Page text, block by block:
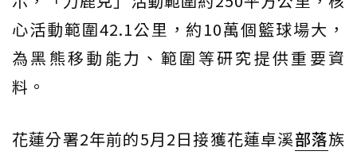
心活動範圍42.1公里，約10萬個籃球場大，
為黑熊移動能力、範圍等研究提供重要資
料。
花蓮分署2年前的5月2日接獲花蓮卓溪部落族